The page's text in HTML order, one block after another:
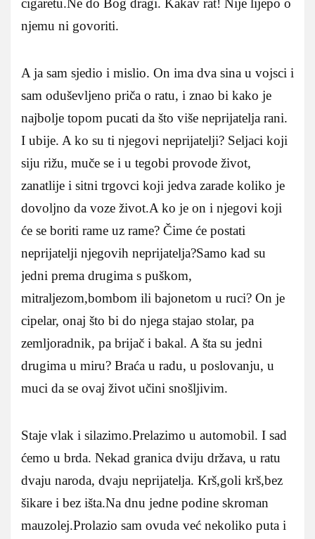
njemu ni govoriti.
A ja sam sjedio i mislio. On ima dva sina u vojsci i
sam oduševljeno priča o ratu, i znao bi kako je
najbolje topom pucati da što više neprijatelja rani.
I ubije. A ko su ti njegovi neprijatelji? Seljaci koji
siju rižu, muče se i u tegobi provode život,
zanatlije i sitni trgovci koji jedva zarade koliko je
dovoljno da voze život.A ko je on i njegovi koji
će se boriti rame uz rame? Čime će postati
neprijatelji njegovih neprijatelja?Samo kad su
jedni prema drugima s puškom,
mitraljezom,bombom ili bajonetom u ruci? On je
cipelar, onaj što bi do njega stajao stolar, pa
zemljoradnik, pa brijač i bakal. A šta su jedni
drugima u miru? Braća u radu, u poslovanju, u
muci da se ovaj život učini snošljivim.
Staje vlak i silazimo.Prelazimo u automobil. I sad
ćemo u brda. Nekad granica dviju država, u ratu
dvaju naroda, dvaju neprijatelja. Krš,goli krš,bez
šikare i bez išta.Na dnu jedne podine skroman
mauzolej.Prolazio sam ovuda već nekoliko puta i